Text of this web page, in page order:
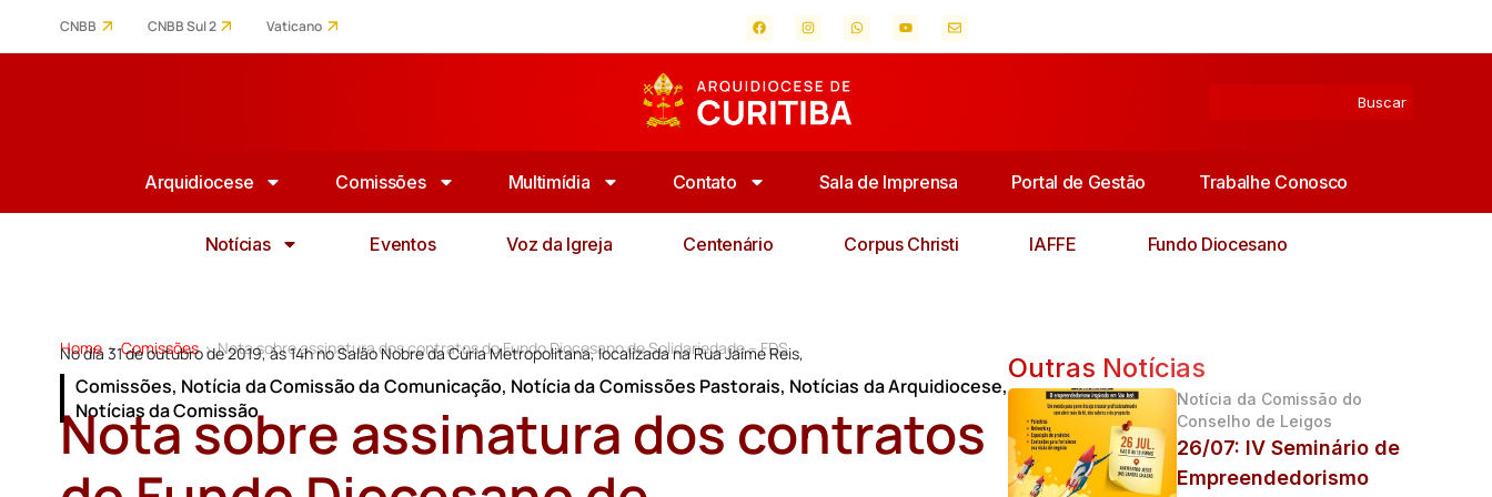
CNBB CNBB Sul 2 Vaticano
Arquidiocese Comissões Multimídia Contato Sala de Imprensa Portal de Gestão Trabalhe Conosco
Notícias Eventos Voz da Igreja Centenário Corpus Christi IAFFE Fundo Diocesano
Home > Comissões > Nota sobre assinatura dos contratos do Fundo Diocesano de Solidariedade – FDS
No dia 31 de outubro de 2019, às 14h no Salão Nobre da Cúria Metropolitana, localizada na Rua Jaime Reis,
Comissões, Notícia da Comissão da Comunicação, Notícia da Comissões Pastorais, Notícias da Arquidiocese,
Notícias da Comissão
Nota sobre assinatura dos contratos
Outras Notícias
Notícia da Comissão do
Conselho de Leigos
26/07: IV Seminário de
Empreendedorismo